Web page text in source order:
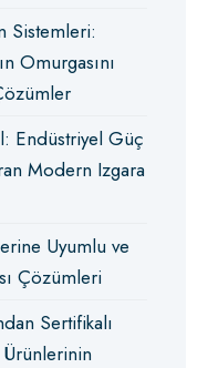
Sistemleri:
Omurgasını
Endüstriyel Güç
Modern Izgara
Uyumlu ve
Çözümleri
Sertifikalı